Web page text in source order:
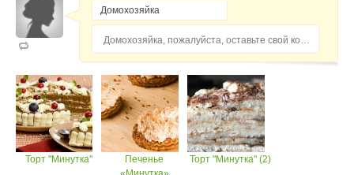
Домохозяйка, пожалуйста, оставьте свой комментарий...
Торт "Минутка"
Печенье
Торт "Минутка" (2)